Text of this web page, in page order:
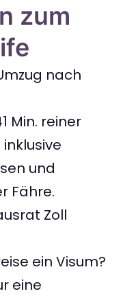
zum
nach
Min. reiner
und
Fähre.
Zoll
ein Visum?
eine